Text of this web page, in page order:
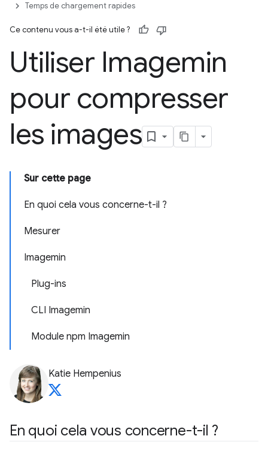
Temps de chargement rapides
Ce contenu vous a-t-il été utile ?
Utiliser Imagemin
pour compresser
les images
Sur cette page
En quoi cela vous concerne-t-il ?
Mesurer
Imagemin
Plug-ins
CLI Imagemin
Module npm Imagemin
Katie Hempenius
En quoi cela vous concerne-t-il ?